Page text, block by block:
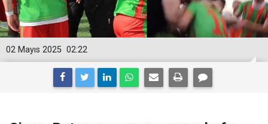
02:22
02 Mayıs 2025